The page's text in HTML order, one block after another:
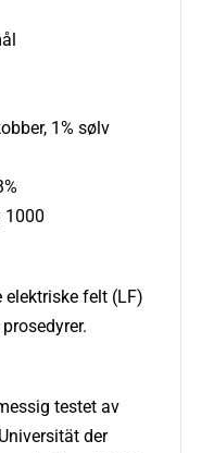
1% sølv
1000
elektriske felt (LF)
testet av
der